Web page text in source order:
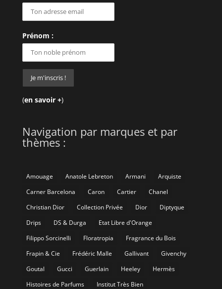
Prénom :
(en savoir +)
Navigation par marques et par
thèmes :
Amouage Anatole Lebreton Armani
Arquiste
Carner Barcelona
Caron Cartier
Chanel
Christian Dior
Collection Privée Dior
Diptyque
Drips
DS & Durga
Etat Libre d'Orange
Filippo Sorcinelli
Floratropia
Fragrance du Bois
Frapin & Cie
Frédéric Malle Gallivant
Givenchy
Goutal
Gucci Guerlain Heeley
Hermès
Histoires de Parfums
Institut Très Bien